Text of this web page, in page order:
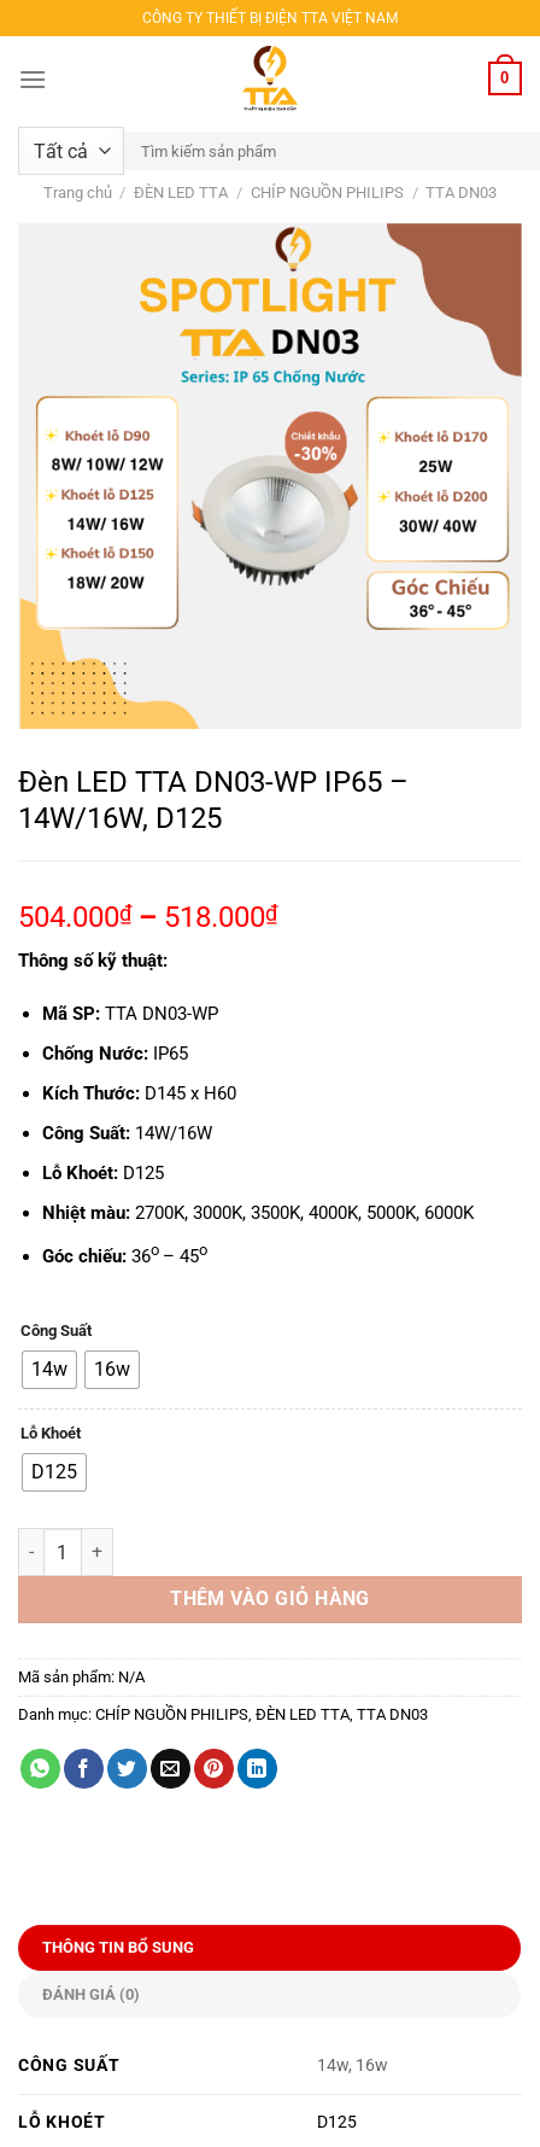
qua
nội
CÔNG TY THIẾT BỊ ĐIỆN TTA VIỆT NAM
0
Tìm
kiếm:
Trang chủ / ĐÈN LED TTA / CHÍP NGUỒN PHILIPS / TTA DN03
Đèn LED TTA DN03-WP IP65 –
14W/16W, D125
504.000₫– 518.000₫
Thông số kỹ thuật:
Mã SP:TTA DN03-WP
Chống Nước:IP65
Kích Thước:D145 x H60
Công Suất:14W/16W
Lỗ Khoét:D125
Nhiệt màu:2700K, 3000K, 3500K, 4000K, 5000K, 6000K
Góc chiếu:36o – 45o
Công Suất
14w 16w
Lỗ Khoét
D125
Đèn LED TTA DN03-WP IP65 - 14W/16W, D125 số lượng
THÊM VÀO GIỎ HÀNG
Mã sản phẩm: N/A
Danh mục: CHÍP NGUỒN PHILIPS, ĐÈN LED TTA, TTA DN03
THÔNG TIN BỔ SUNG
ĐÁNH GIÁ (0)
CÔNG SUẤT 14w, 16w
LỖ KHOÉT D125